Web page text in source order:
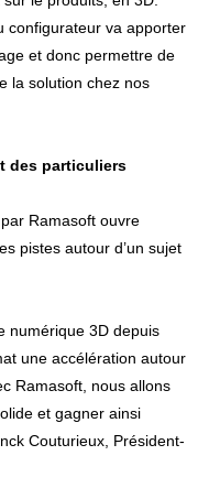
configurateur va apporter
et donc permettre de
la solution chez nos
des particuliers
Ramasoft ouvre
pistes autour d’un sujet
numérique 3D depuis
une accélération autour
Ramasoft, nous allons
et gagner ainsi
Couturieux, Président-